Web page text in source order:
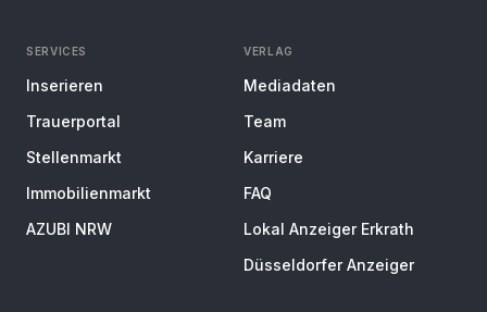
SERVICES
Inserieren
Trauerportal
Stellenmarkt
Immobilienmarkt
AZUBI NRW
VERLAG
Mediadaten
Team
Karriere
FAQ
Lokal Anzeiger Erkrath
Düsseldorfer Anzeiger